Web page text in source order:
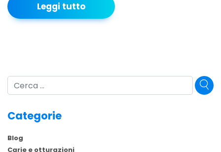
Leggi tutto
Cerca
Categorie
Blog
Carie e otturazioni